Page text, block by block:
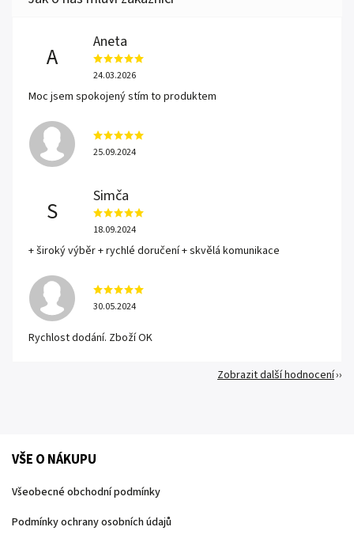
A
Aneta
24.03.2026
Moc jsem spokojený stím to produktem
25.09.2024
S
Simča
18.09.2024
+ široký výběr + rychlé doručení + skvělá komunikace
30.05.2024
Rychlost dodání. Zboží OK
Zobrazit další hodnocení
VŠE O NÁKUPU
Všeobecné obchodní podmínky
Podmínky ochrany osobních údajů